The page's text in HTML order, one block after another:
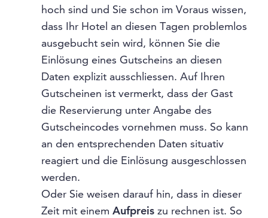
hoch sind und Sie schon im Voraus wissen,
dass Ihr Hotel an diesen Tagen problemlos
ausgebucht sein wird, können Sie die
Einlösung eines Gutscheins an diesen
Daten explizit ausschliessen. Auf Ihren
Gutscheinen ist vermerkt, dass der Gast
die Reservierung unter Angabe des
Gutscheincodes vornehmen muss. So kann
an den entsprechenden Daten situativ
reagiert und die Einlösung ausgeschlossen
werden.
Oder Sie weisen darauf hin, dass in dieser
Zeit mit einem Aufpreis zu rechnen ist. So